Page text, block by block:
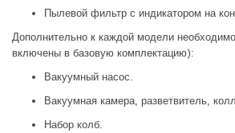
Пылевой фильтр с индикатором на
Дополнительно к каждой модели
включены в базовую комплектацию):
Вакуумный насос.
Вакуумная камера, разветвитель,
Набор колб.